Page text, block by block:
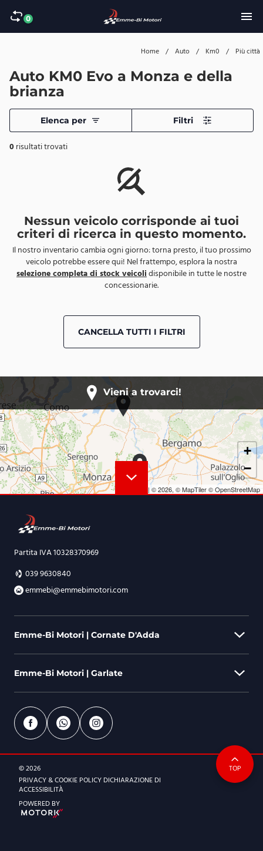
0
Home / Auto / Km0 / Più città
Auto KM0 Evo a Monza e della
brianza
Elenca per Filtri
0risultati trovati
Nessun veicolo corrisponde ai tuoi
criteri di ricerca in questo momento.
Il nostro inventario cambia ogni giorno: torna presto, il tuo prossimo
veicolo potrebbe essere qui! Nel frattempo, esplora la nostra
selezione completa di stock veicolidisponibile in tutte le nostre
concessionarie.
CANCELLA TUTTI I FILTRI
Vieni a trovarci!
+
−
| © 2026, © MapTiler© OpenStreetMap
Partita IVA 10328370969
039 9630840
emmebi@emmebimotori.com
Emme-Bi Motori | Cornate D'Adda
Via Berlinguer, 44 - 20872 Cornate D'Adda (MB)
039 9630840
emmebi@emmebimotori.com
Dal lunedì al venerdì
9:00-12:30 | 14.30-19:00
Sabato
Emme-Bi Motori | Garlate
Via Parini, 578 - 23852 Garlate (LC)
emmebi@emmebimotori.com
ORARI DI APERTURA
Dal lunedì al venerdì
© 2026
PRIVACY & COOKIE POLICY DICHIARAZIONE DI
ACCESSIBILITÀ
POWERED BY
TOP